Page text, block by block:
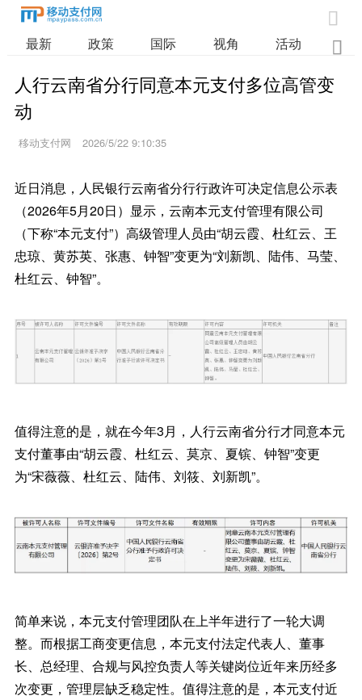

最新 政策 国际 视角 活动 业

人行云南省分行同意本元支付多位高管变
动
移动支付网 2026/5/22 9:10:35
近日消息，人民银行云南省分行行政许可决定信息公示表
（2026年5月20日）显示，云南本元支付管理有限公司
（下称“本元支付”）高级管理人员由“胡云霞、杜红云、王
忠琼、黄苏英、张惠、钟智”变更为“刘新凯、陆伟、马莹、
杜红云、钟智”。
值得注意的是，就在今年3月，人行云南省分行才同意本元
支付董事由“胡云霞、杜红云、莫京、夏镔、钟智”变更
为“宋薇薇、杜红云、陆伟、刘筱、刘新凯”。
简单来说，本元支付管理团队在上半年进行了一轮大调
整。而根据工商变更信息，本元支付法定代表人、董事
长、总经理、合规与风控负责人等关键岗位近年来历经多
次变更，管理层缺乏稳定性。值得注意的是，本元支付近